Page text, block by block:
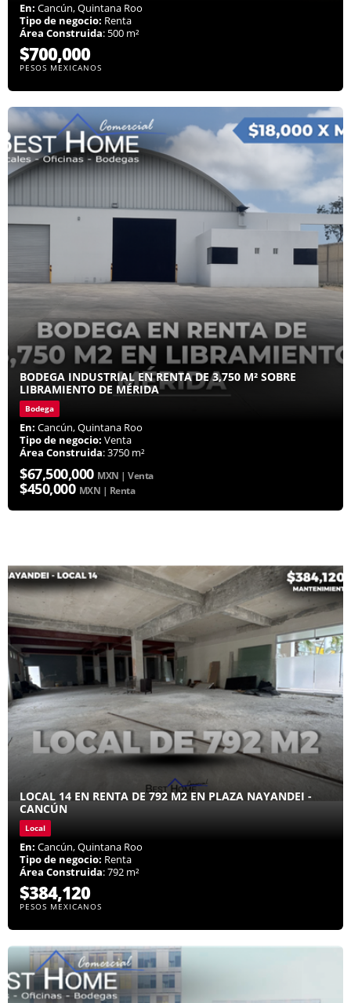
En: Cancún, Quintana Roo
Tipo de negocio: Renta
Área Construida: 500 m²
$700,000
PESOS MEXICANOS
BODEGA INDUSTRIAL EN RENTA DE 3,750 M² SOBRE
LIBRAMIENTO DE MÉRIDA
Bodega
En: Cancún, Quintana Roo
Tipo de negocio: Venta
Área Construida: 3750 m²
$67,500,000 MXN | Venta
$450,000 MXN | Renta
LOCAL 14 EN RENTA DE 792 M2 EN PLAZA NAYANDEI -
CANCÚN
Local
En: Cancún, Quintana Roo
Tipo de negocio: Renta
Área Construida: 792 m²
$384,120
PESOS MEXICANOS